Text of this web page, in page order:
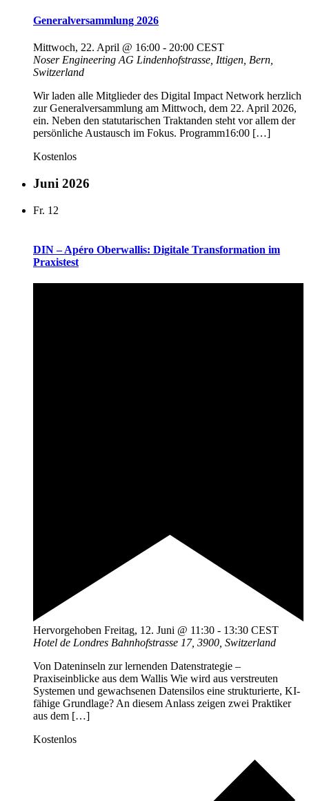
Generalversammlung 2026
Mittwoch, 22. April @ 16:00 - 20:00 CEST
Noser Engineering AG Lindenhofstrasse, Ittigen, Bern,
Switzerland
Wir laden alle Mitglieder des Digital Impact Network herzlich
zur Generalversammlung am Mittwoch, dem 22. April 2026,
ein. Neben den statutarischen Traktanden steht vor allem der
persönliche Austausch im Fokus. Programm16:00 […]
Kostenlos
Juni 2026
Fr. 12
DIN – Apéro Oberwallis: Digitale Transformation im
Praxistest
Hervorgehoben Freitag, 12. Juni @ 11:30 - 13:30 CEST
Hotel de Londres Bahnhofstrasse 17, 3900, Switzerland
Von Dateninseln zur lernenden Datenstrategie –
Praxiseinblicke aus dem Wallis Wie wird aus verstreuten
Systemen und gewachsenen Datensilos eine strukturierte, KI-
fähige Grundlage? An diesem Anlass zeigen zwei Praktiker
aus dem […]
Kostenlos